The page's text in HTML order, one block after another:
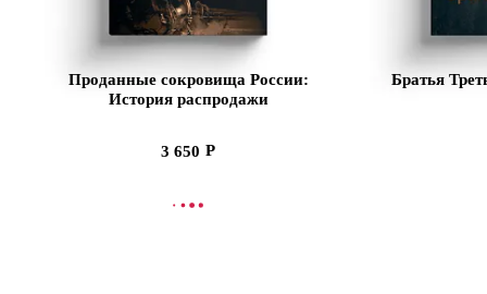
Проданные сокровища России:
История распродажи
3 650
СООБЩИТЬ О ПОСТУПЛЕНИИ
Братья